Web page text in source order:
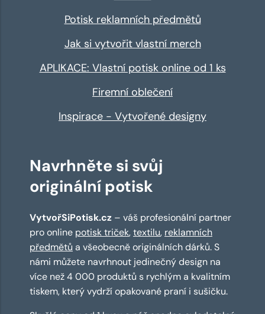
Potisk reklamních předmětů
Jak si vytvořit vlastní merch
APLIKACE: Vlastní potisk online od 1 ks
Firemní oblečení
Inspirace - Vytvořené designy
Navrhněte si svůj
originální potisk
VytvořSiPotisk.cz – váš profesionální partner
pro online potisk triček,textilu, reklamních
předmětů a všeobecně originálních dárků. S
námi můžete navrhnout jedinečný design na
více než 4 000 produktů s rychlým a kvalitním
tiskem, který vydrží opakované praní i sušičku.